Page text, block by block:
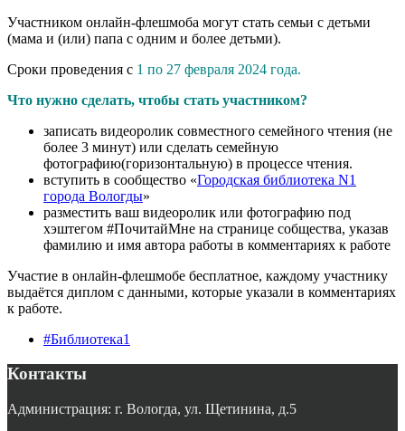
Участником онлайн-флешмоба могут стать семьи с детьми
(мама и (или) папа с одним и более детьми).
Сроки проведения с 1 по 27 февраля 2024 года.
Что нужно сделать, чтобы стать участником?
записать видеоролик совместного семейного чтения (не
более 3 минут) или сделать семейную
фотографию(горизонтальную) в процессе чтения.
вступить в сообщество «Городская библиотека N1
города Вологды»
разместить ваш видеоролик или фотографию под
хэштегом #ПочитайМне на странице собщества, указав
фамилию и имя автора работы в комментариях к работе
Участие в онлайн-флешмобе бесплатное, каждому участнику
выдаётся диплом с данными, которые указали в комментариях
к работе.
#Библиотека1
Контакты
Администрация: г. Вологда, ул. Щетинина, д.5